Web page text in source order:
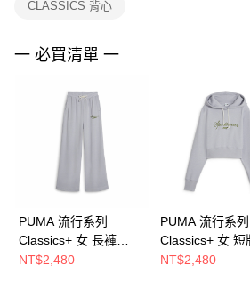
３．未成年的使用者請事先徵得法定代理人或監
４．使用「AFTEE先享後付」時，將依據個別帳
請求用戶進行身份認證。
５．嚴禁一人註冊多個帳號或使用他人資訊註
恩沛科技股份有限公司將有權停止該用戶之使用
CLASSICS 背心
一 必買清單 一
PUMA 流行系列
Classics+ 女 長褲
62427463
NT$2,480
PUMA 流行系列
Classics+ 女 短
連帽T恤
NT$2,480